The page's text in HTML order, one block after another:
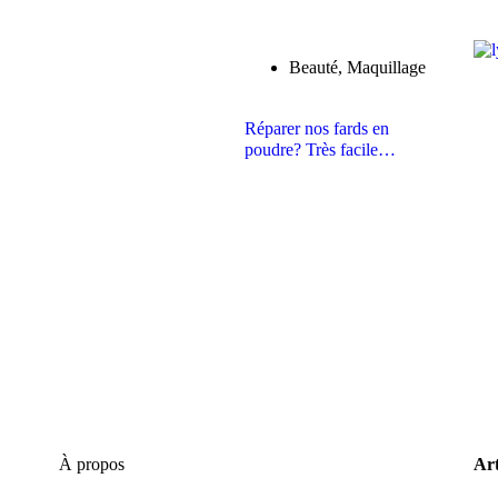
Beauté, Maquillage
Réparer nos fards en
poudre? Très facile…
À propos